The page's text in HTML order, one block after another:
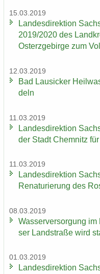
15.03.2019
Lan­des­di­rek­ti­on
2019/2020 des
Osterzgebirge zum
12.03.2019
Bad Lau­si­cker
deln
11.03.2019
Lan­des­di­rek­ti­on
der Stadt Chem­nitz
11.03.2019
Lan­des­di­rek­ti­on
Re­na­tu­rie­rung des
08.03.2019
Was­ser­ver­sor­gung
ser Land­stra­ße wird
01.03.2019
Lan­des­di­rek­ti­on